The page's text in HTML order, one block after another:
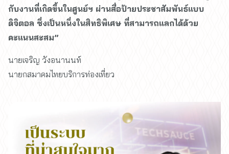
กับงานที่เกิดขึ้นในศูนย์ฯ ผ่านสื่อป้ายประชาสัมพันธ์แบบ
ดิจิตอล ซึ่งเป็นหนึ่งในสิทธิพิเศษ ที่สามารถแลกได้ด้วย
คะแนนสะสม”
นายเจริญ วังอนานนท์
นายกสมาคมไทยบริการท่องเที่ยว